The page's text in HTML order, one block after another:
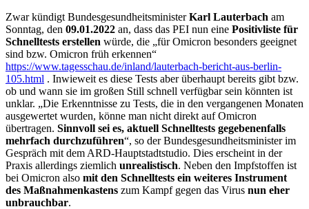
Zwar kündigt BundesgesundheitsministerKarl Lauterbach am
Sonntag, den 09.01.2022 an, dass das PEI nun eine Positivliste für
Schnelltests erstellen würde, die „für Omicron besonders geeignet
sind bzw. Omicron früh erkennen“
https://www.tagesschau.de/inland/lauterbach-bericht-aus-berlin-
105.html . Inwieweit es diese Tests aber überhaupt bereits gibt bzw.
ob und wann sie im großen Still schnell verfügbar sein könnten ist
unklar. „Die Erkenntnisse zu Tests, die in den vergangenen Monaten
ausgewertet wurden, könne man nicht direkt auf Omicron
übertragen. Sinnvoll sei es, aktuell Schnelltests gegebenenfalls
mehrfach durchzuführen“, so der Bundesgesundheitsminister im
Gespräch mit dem ARD-Hauptstadtstudio. Dies erscheint in der
Praxis allerdings ziemlich unrealistisch. Neben den Impfstoffen ist
bei Omicron also mit den Schnelltests ein weiteres Instrument
des Maßnahmenkastens zum Kampf gegen das Virus nun eher
unbrauchbar.